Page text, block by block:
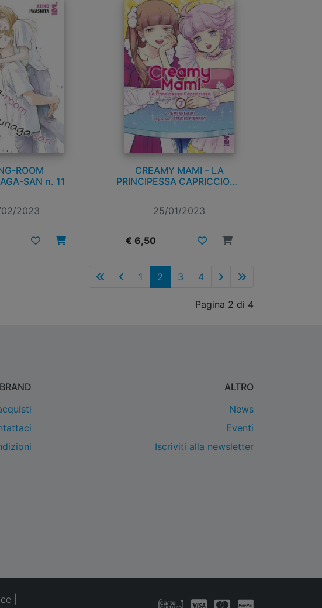
ROOM
SAN n. 11
2023
CREAMY MAMI – LA
PRINCIPESSA CAPRICCIOSA
25/01/2023
€ 6,50
1 2 3 4
Pagina 2 di 4
BRAND
ALTRO
News
Eventi
Iscriviti alla newsletter